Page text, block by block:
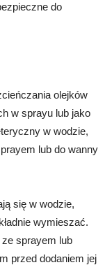
do
olejków
w sprayu lub jako
w wodzie,
lub do wanny
się w wodzie,
wymieszać.
sprayem lub
przed dodaniem jej